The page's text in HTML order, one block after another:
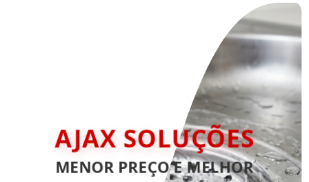
AJAX SOLUÇÕES
MENOR PREÇO E MELHOR